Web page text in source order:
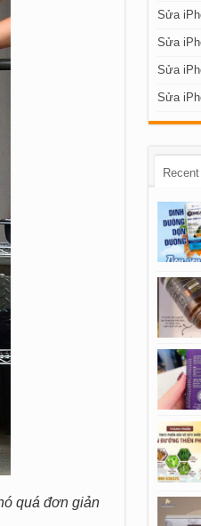
quá đơn giản
Sửa
Sửa
Sửa
Sửa
Recent